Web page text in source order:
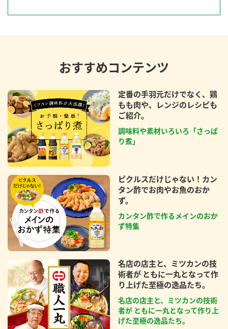
おすすめコンテンツ
定番の手羽元だけでなく、鶏
もも肉や、レンジのレシピも
ご紹介。
調味料や素材いろいろ「さっぱ
り煮」
ピクルスだけじゃない！カン
タン酢でお肉やお魚のおか
ず。
カンタン酢で作るメインのおか
ず特集
名店の店主と、ミツカンの技
術者が ともに一丸となって作
り上げた至極の逸品たち。
名店の店主と、ミツカンの技術
者が ともに一丸となって作り上
げた至極の逸品たち。